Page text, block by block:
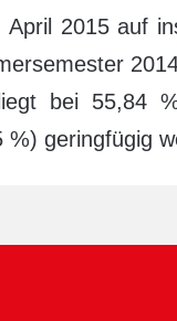
April 2015 auf
bei 55,84
%) geringfügig